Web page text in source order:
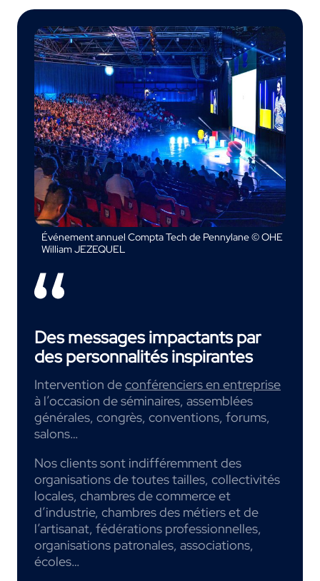
Événement annuel Compta Tech de Pennylane © OHE
William JEZEQUEL
Des messages impactants par
des personnalités inspirantes
Intervention deconférenciers en entreprise
à l’occasion de séminaires, assemblées
générales, congrès, conventions, forums,
salons…
Nos clients sont indifféremment des
organisations de toutes tailles, collectivités
locales, chambres de commerce et
d’industrie, chambres des métiers et de
l’artisanat, fédérations professionnelles,
organisations patronales, associations,
écoles…